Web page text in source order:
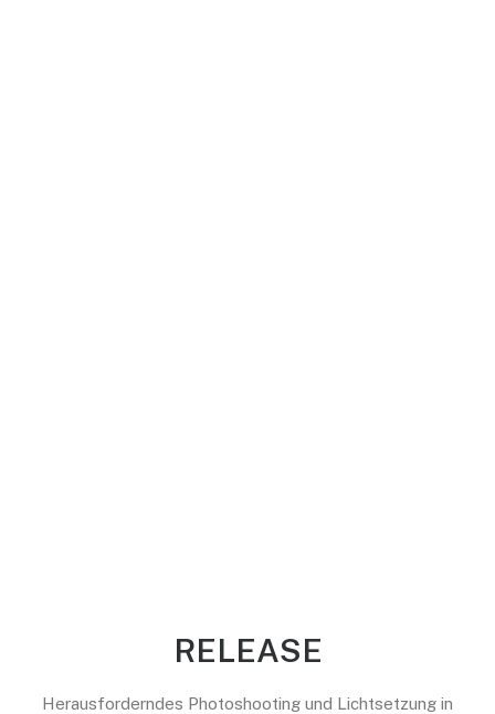
RELEASE
Herausforderndes Photoshooting und Lichtsetzung in